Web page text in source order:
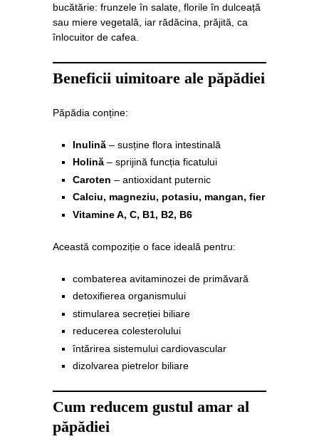
bucătărie: frunzele în salate, florile în dulceață
sau miere vegetală, iar rădăcina, prăjită, ca
înlocuitor de cafea.
Beneficii uimitoare ale păpădiei
Păpădia conține:
Inulină – susține flora intestinală
Holină – sprijină funcția ficatului
Caroten – antioxidant puternic
Calciu, magneziu, potasiu, mangan, fier
Vitamine A, C, B1, B2, B6
Această compoziție o face ideală pentru:
combaterea avitaminozei de primăvară
detoxifierea organismului
stimularea secreției biliare
reducerea colesterolului
întărirea sistemului cardiovascular
dizolvarea pietrelor biliare
Cum reducem gustul amar al
păpădiei